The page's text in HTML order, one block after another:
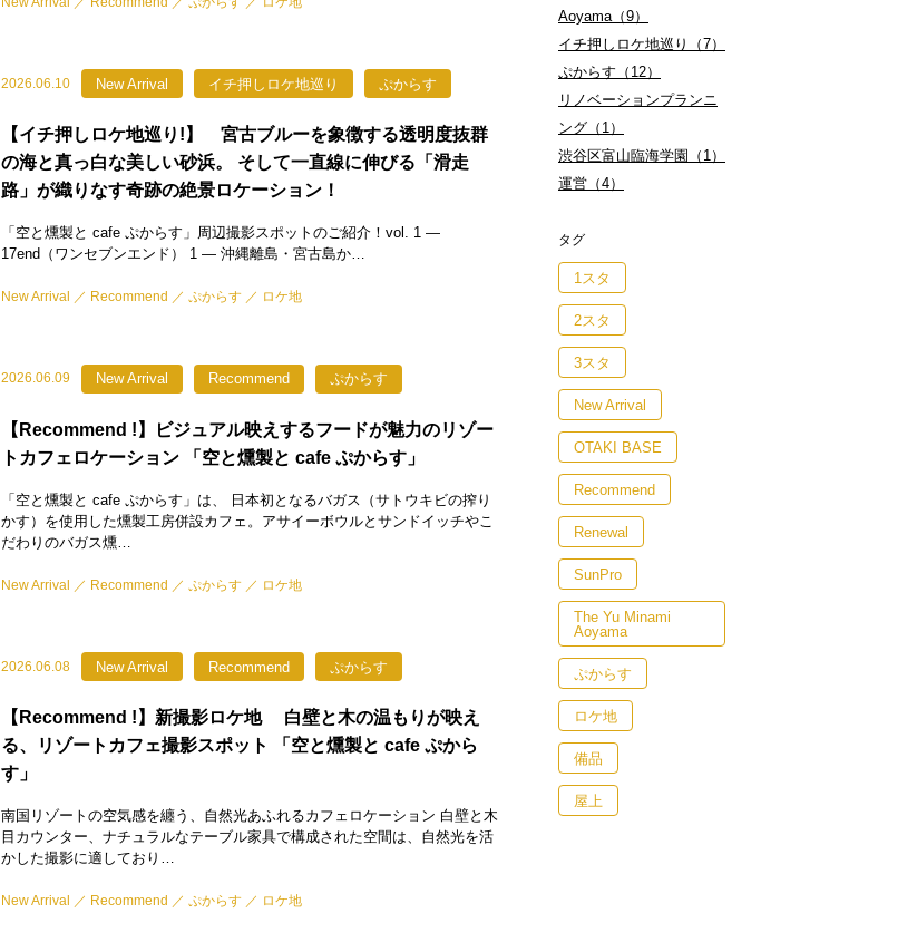
2026.06.10 New Arrival イチ押しロケ地巡り ぷからす
【イチ押しロケ地巡り!】 宮古ブルーを象徴する透明度抜群
の海と真っ白な美しい砂浜。 そして一直線に伸びる「滑走
路」が織りなす奇跡の絶景ロケーション！
「空と燻製と cafe ぷからす」周辺撮影スポットのご紹介！vol. 1 —
17end（ワンセブンエンド） 1 — 沖縄離島・宮古島か…
New Arrival Recommend ぷからす ロケ地
2026.06.09 New Arrival Recommend ぷからす
【Recommend !】ビジュアル映えするフードが魅力のリゾー
トカフェロケーション 「空と燻製と cafe ぷからす」
「空と燻製と cafe ぷからす」は、 日本初となるバガス（サトウキビの搾り
かす）を使用した燻製工房併設カフェ。アサイーボウルとサンドイッチやこ
だわりのバガス燻…
New Arrival Recommend ぷからす ロケ地
2026.06.08 New Arrival Recommend ぷからす
【Recommend !】新撮影ロケ地 白壁と木の温もりが映え
る、リゾートカフェ撮影スポット 「空と燻製と cafe ぷから
す」
南国リゾートの空気感を纏う、自然光あふれるカフェロケーション 白壁と木
目カウンター、ナチュラルなテーブル家具で構成された空間は、自然光を活
かした撮影に適しており…
New Arrival Recommend ぷからす ロケ地
Aoyama（9）
イチ押しロケ地巡り（7）
ぷからす（12）
リノベーションプランニ
ング（1）
渋谷区富山臨海学園（1）
運営（4）
タグ
1スタ
2スタ
3スタ
New Arrival
OTAKI BASE
Recommend
Renewal
SunPro
The Yu Minami
Aoyama
ぷからす
ロケ地
備品
屋上